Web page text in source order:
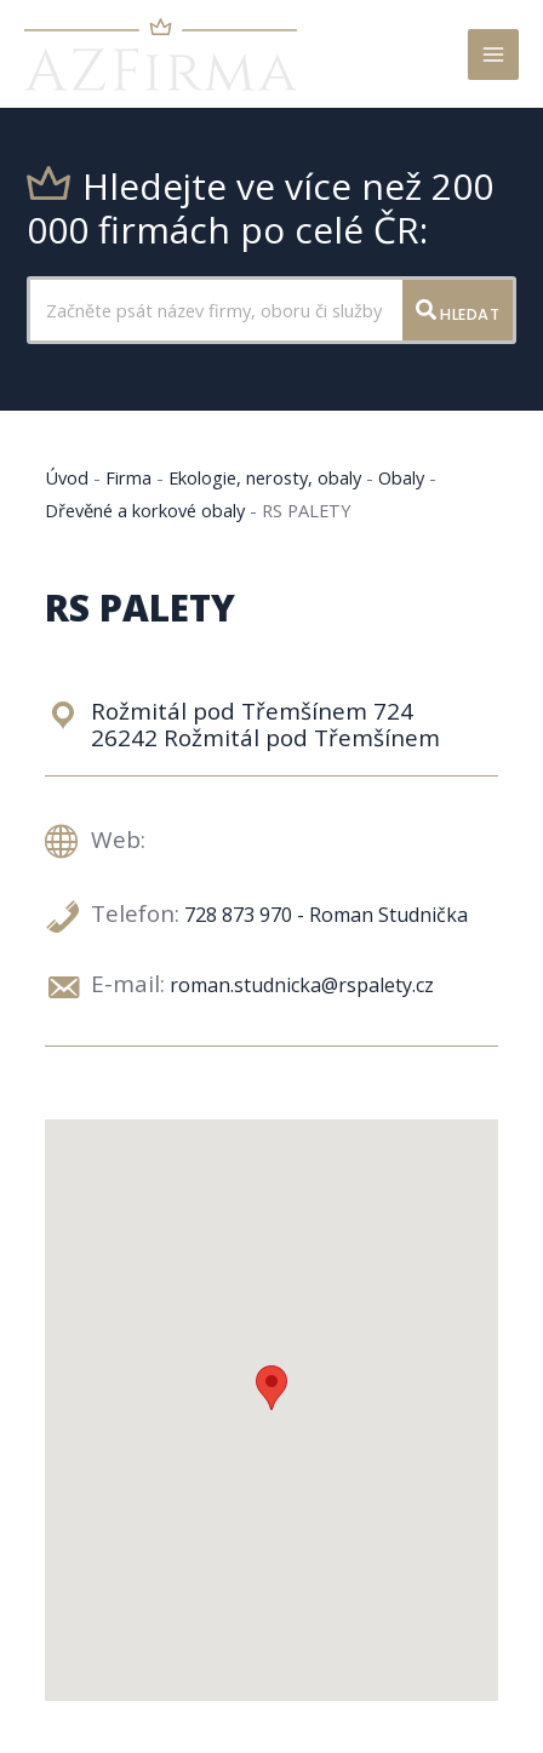
Hledejte ve více než 200
000 firmách po celé ČR:
HLEDAT
Úvod - Firma - Ekologie, nerosty, obaly-Obaly-
Dřevěné a korkové obaly- RS PALETY
RS PALETY
Rožmitál pod Třemšínem 724
26242 Rožmitál pod Třemšínem
Web:
Telefon: 728 873 970 - Roman Studnička
E-mail: roman.studnicka@rspalety.cz